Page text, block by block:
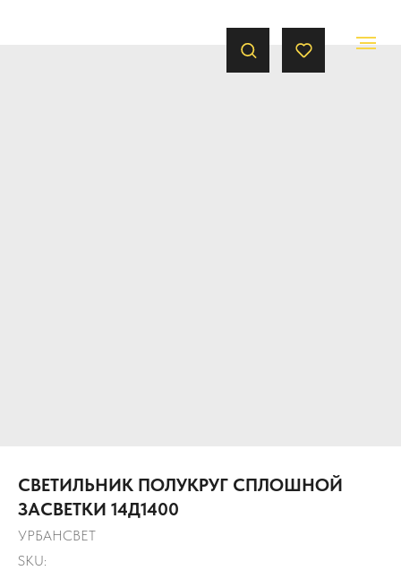
СВЕТИЛЬНИК ПОЛУКРУГ СПЛОШНОЙ
ЗАСВЕТКИ 14Д1400
УРБАНСВЕТ
SKU: